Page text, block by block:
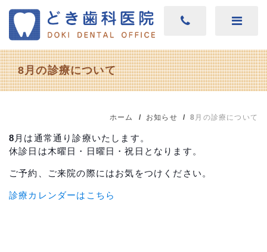
8月の診療について
ホーム お知らせ 8月の診療について
8月は通常通り診療いたします。
休診日は木曜日・日曜日・祝日となります。
ご予約、ご来院の際にはお気をつけください。
診療カレンダーはこちら